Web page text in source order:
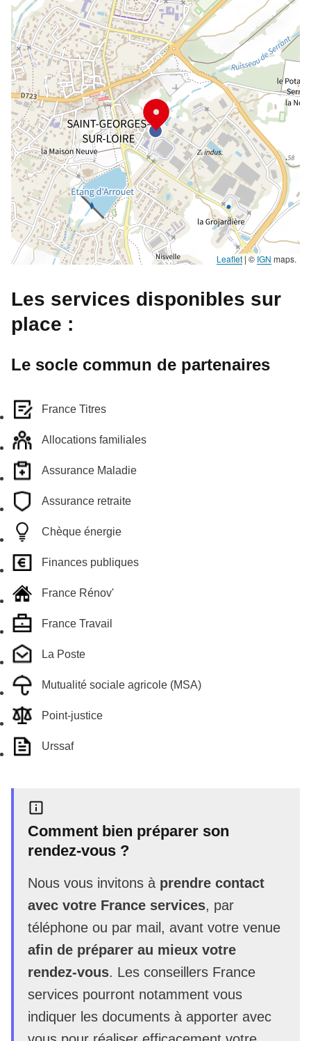
Leaflet|© IGN maps.
Les services disponibles sur
place :
Le socle commun de partenaires
France Titres
Allocations familiales
Assurance Maladie
Assurance retraite
Chèque énergie
Finances publiques
France Rénov'
France Travail
La Poste
Mutualité sociale agricole (MSA)
Point-justice
Urssaf
Comment bien préparer son
rendez-vous ?
Nous vous invitons à prendre contact
avec votre France services, par
téléphone ou par mail, avant votre venue
afin de préparer au mieux votre
rendez-vous. Les conseillers France
services pourront notamment vous
indiquer les documents à apporter avec